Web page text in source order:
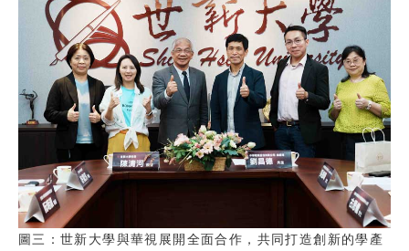
圖三：世新大學與華視展開全面合作，共同打造創新的學產